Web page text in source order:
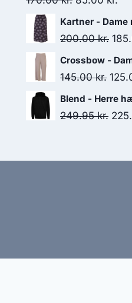
price
was:
is:
Kartner - Dame
200.00kr.
Crossbow -
145.00kr.
price
was:
Blend - Herre
249.95kr.